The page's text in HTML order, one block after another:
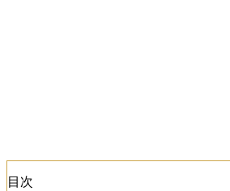
目次